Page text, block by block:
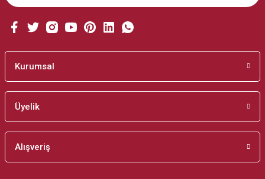
Bu ürüne benzer farklı alternatifler olmalı.
Kurumsal
Üyelik
Alışveriş